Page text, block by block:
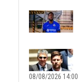
08/08/2026 14:00